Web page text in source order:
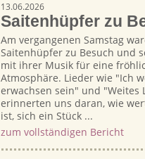
13.06.2026
Saitenhüpfer zu
Am vergangenen Samstag
Saitenhüpfer zu Besuch und
mit ihrer Musik für eine
Atmosphäre. Lieder wie "Ich
erwachsen sein" und "Weites
erinnerten uns daran, wie
ist, sich ein Stück ...
zum vollständigen Bericht